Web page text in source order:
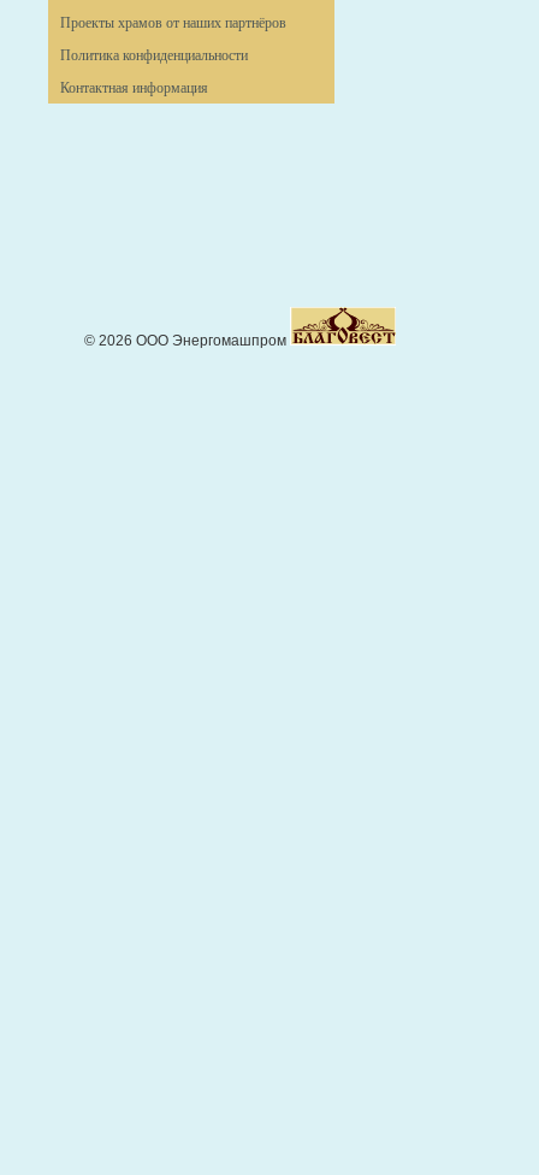
Проекты храмов от наших партнёров
Политика конфиденциальности
Контактная информация
© 2026 ООО Энергомашпром